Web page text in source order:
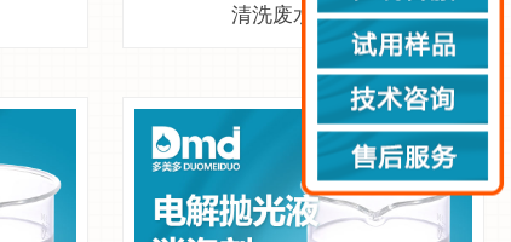
清洗废水消泡剂